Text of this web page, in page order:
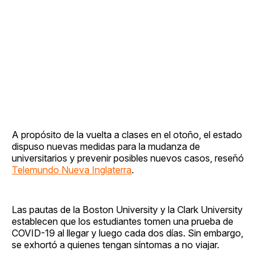
A propósito de la vuelta a clases en el otoño, el estado
dispuso nuevas medidas para la mudanza de
universitarios y prevenir posibles nuevos casos, reseñó
Telemundo Nueva Inglaterra.
Las pautas de la Boston University y la Clark University
establecen que los estudiantes tomen una prueba de
COVID-19 al llegar y luego cada dos días. Sin embargo,
se exhortó a quienes tengan síntomas a no viajar.